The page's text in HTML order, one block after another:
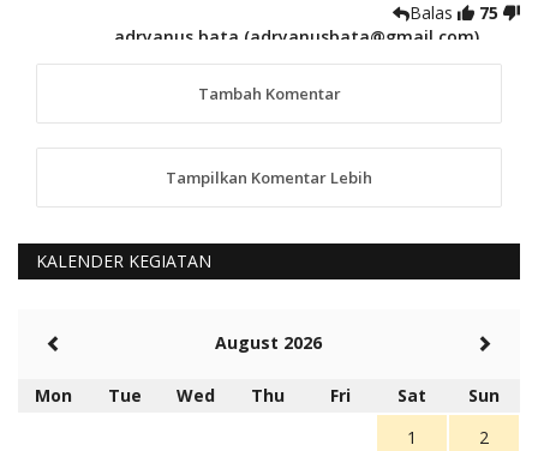
Balas
75
adryanus bata (adryanusbata@gmail.com)
TKS atas saran dan masukannya, akan kami
tindaklanjuti
anggy (anakkaos@gmail.com)
Kami perantu bisa baca langsung terkait Pilkada Sumba
5 tahun Yang lalu
Rambu (rambu03@gmail.com)
Berita Polres Sumba Barat Mantap
5 tahun Yang lalu
Balas
16
Tambah Komentar
Tampilkan Komentar Lebih
KALENDER KEGIATAN
August 2026
Mon Tue Wed Thu Fri Sat
Sun
1
2